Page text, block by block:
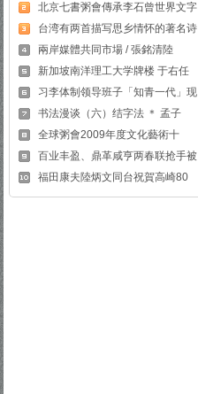
北京七書粥會傳承李石曾世界文字
台湾有两首描写思乡情怀的著名诗
兩岸媒體共同市場 / 張銘清陸
新加坡南洋理工大学牌楼 于右任
习李体制领导班子「知青一代」现
书法漫谈（六）结字法 ＊ 孟子
全球粥會2009年度文化藝術十
百业丰盈、鼎革咸亨两春联抢手被
福田康夫陸炳文同台祝賀高崎80